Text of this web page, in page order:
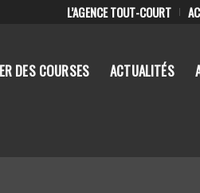
L’AGENCE TOUT-COURT
DES COURSES ACTUALITÉS